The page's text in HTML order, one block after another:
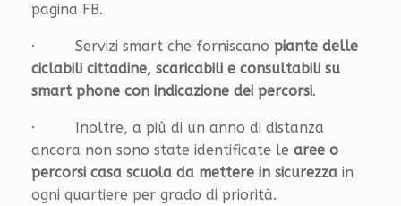
pagina FB.
· Servizi smart che forniscano piante delle
ciclabili cittadine, scaricabili e consultabili su
smart phone con indicazione dei percorsi.
· Inoltre, a più di un anno di distanza
ancora non sono state identificate le aree o
percorsi casa scuola da mettere in sicurezza in
ogni quartiere per grado di priorità.